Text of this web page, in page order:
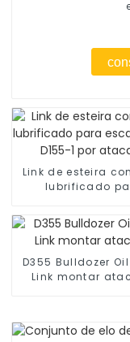
Link de esteira
lubrificado
atacado
D355 Bulldozer
Link montar